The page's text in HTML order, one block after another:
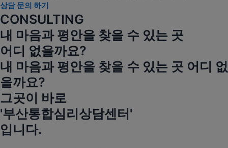
상담 문의 하기
CONSULTING
내 마음과 평안을 찾을 수 있는 곳
어디 없을까요?
내 마음과 평안을 찾을 수 있는 곳 어디 없
을까요?
그곳이 바로
'부산통합심리상담센터'
입니다.